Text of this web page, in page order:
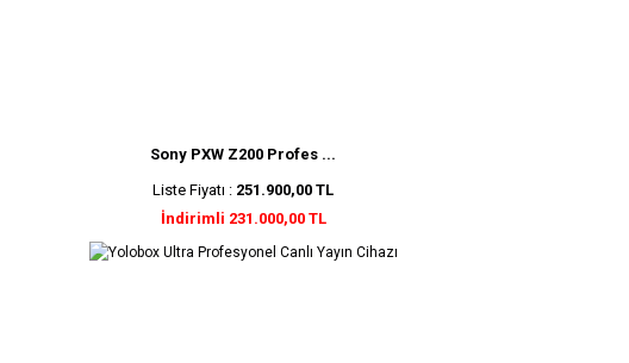
Sony PXW Z200 Profes ...
Liste Fiyatı : 251.900,00 TL
İndirimli 231.000,00 TL